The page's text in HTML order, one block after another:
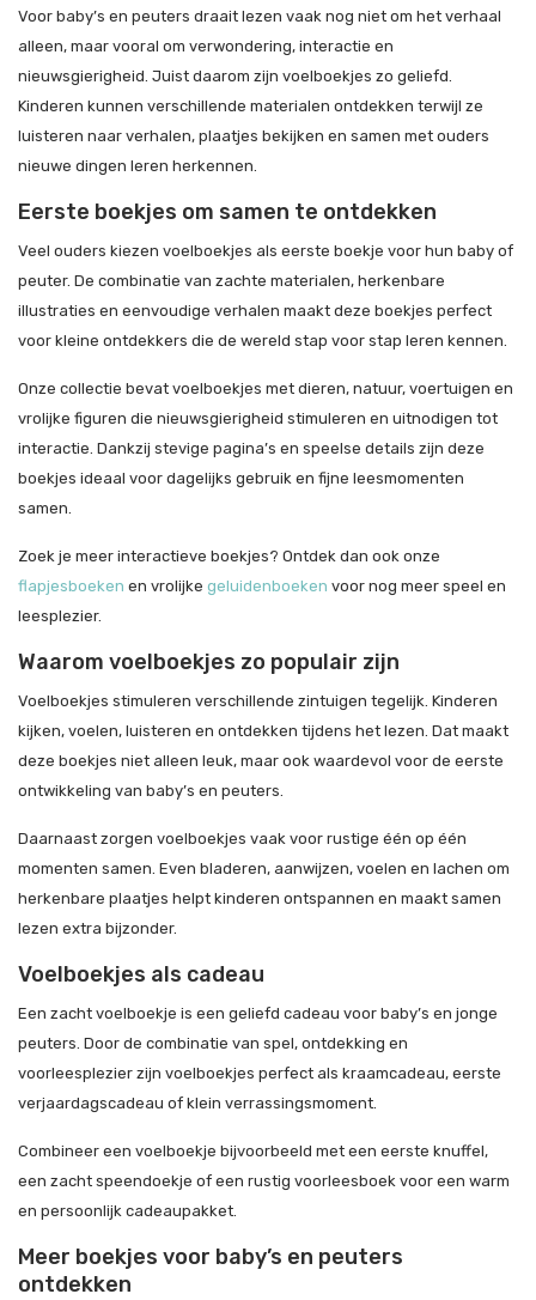
Voor baby’s en peuters draait lezen vaak nog niet om het verhaal
alleen, maar vooral om verwondering, interactie en
nieuwsgierigheid. Juist daarom zijn voelboekjes zo geliefd.
Kinderen kunnen verschillende materialen ontdekken terwijl ze
luisteren naar verhalen, plaatjes bekijken en samen met ouders
nieuwe dingen leren herkennen.
Eerste boekjes om samen te ontdekken
Veel ouders kiezen voelboekjes als eerste boekje voor hun baby of
peuter. De combinatie van zachte materialen, herkenbare
illustraties en eenvoudige verhalen maakt deze boekjes perfect
voor kleine ontdekkers die de wereld stap voor stap leren kennen.
Onze collectie bevat voelboekjes met dieren, natuur, voertuigen en
vrolijke figuren die nieuwsgierigheid stimuleren en uitnodigen tot
interactie. Dankzij stevige pagina’s en speelse details zijn deze
boekjes ideaal voor dagelijks gebruik en fijne leesmomenten
samen.
Zoek je meer interactieve boekjes? Ontdek dan ook onze
flapjesboeken en vrolijke geluidenboeken voor nog meer speel en
leesplezier.
Waarom voelboekjes zo populair zijn
Voelboekjes stimuleren verschillende zintuigen tegelijk. Kinderen
kijken, voelen, luisteren en ontdekken tijdens het lezen. Dat maakt
deze boekjes niet alleen leuk, maar ook waardevol voor de eerste
ontwikkeling van baby’s en peuters.
Daarnaast zorgen voelboekjes vaak voor rustige één op één
momenten samen. Even bladeren, aanwijzen, voelen en lachen om
herkenbare plaatjes helpt kinderen ontspannen en maakt samen
lezen extra bijzonder.
Voelboekjes als cadeau
Een zacht voelboekje is een geliefd cadeau voor baby’s en jonge
peuters. Door de combinatie van spel, ontdekking en
voorleesplezier zijn voelboekjes perfect als kraamcadeau, eerste
verjaardagscadeau of klein verrassingsmoment.
Combineer een voelboekje bijvoorbeeld met een eerste knuffel,
een zacht speendoekje of een rustig voorleesboek voor een warm
en persoonlijk cadeaupakket.
Meer boekjes voor baby’s en peuters
ontdekken